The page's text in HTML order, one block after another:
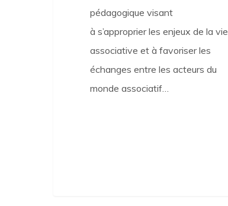
pédagogique visant
à s’approprier les enjeux de la vie
associative et à favoriser les
échanges entre les acteurs du
monde associatif…